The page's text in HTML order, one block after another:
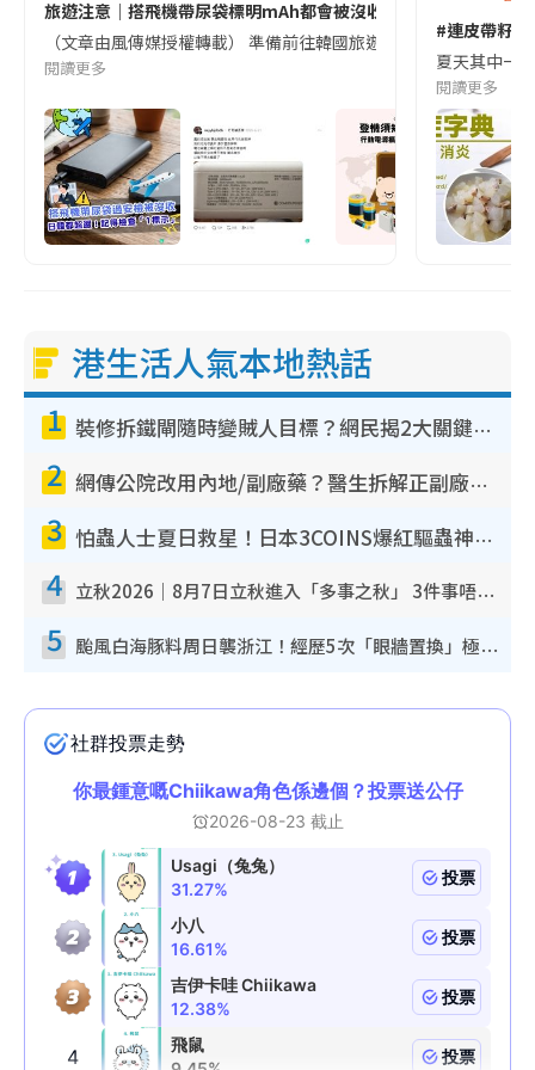
旅遊注意｜搭飛機帶尿袋標明mAh都會被沒收😱出發前切記檢查
（文章由風傳媒授權轉載） 準備前往韓國旅遊的民眾，近期要
閱讀更多
#連皮帶籽
夏天其中一
閱讀更多
港生活人氣本地熱話
1 裝修拆鐵閘隨時變賊人目標？網民揭2大關鍵用途：裝新式等於白裝？附新舊鐵閘分別
2 網傳公院改用內地/副廠藥？醫生拆解正副廠分別 揭4類人換藥隨時出事
3 怕蟲人士夏日救星！日本3COINS爆紅驅蟲神器$45起 1招「全程免觸碰」輕鬆搞定小強
4 立秋2026｜8月7日立秋進入「多事之秋」 3件事唔做得！專家教6招開運 清枱頭／銀包納氣接好運
5 颱風白海豚料周日襲浙江！經歷5次「眼牆置換」極罕見 成登陸內地最長途颱風